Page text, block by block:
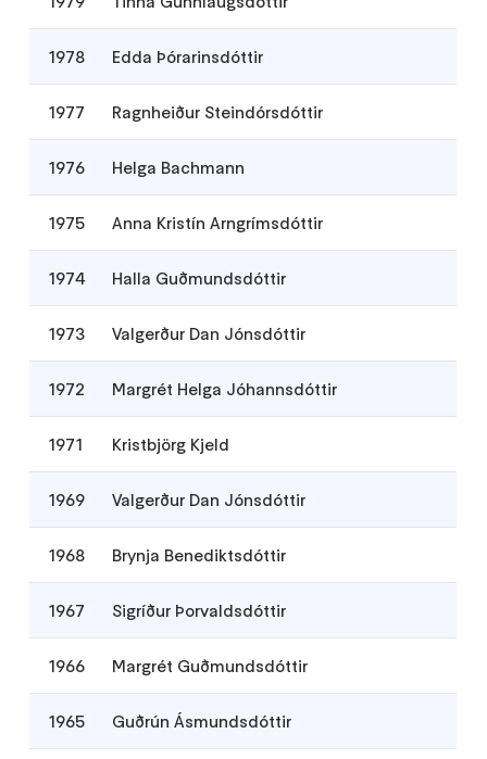
1978 Edda Þórarinsdóttir
1977 Ragnheiður Steindórsdóttir
1976 Helga Bachmann
1975 Anna Kristín Arngrímsdóttir
1974 Halla Guðmundsdóttir
1973 Valgerður Dan Jónsdóttir
1972 Margrét Helga Jóhannsdóttir
1971 Kristbjörg Kjeld
1969 Valgerður Dan Jónsdóttir
1968 Brynja Benediktsdóttir
1967 Sigríður Þorvaldsdóttir
1966 Margrét Guðmundsdóttir
1965 Guðrún Ásmundsdóttir